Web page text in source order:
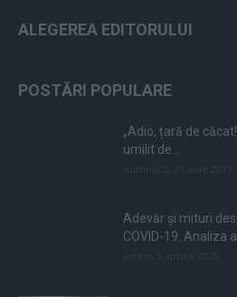
ALEGEREA EDITORULUI
POSTĂRI POPULARE
„Adio, țară de
umilit de...
Adevăr și mituri
COVID-19. Analiza